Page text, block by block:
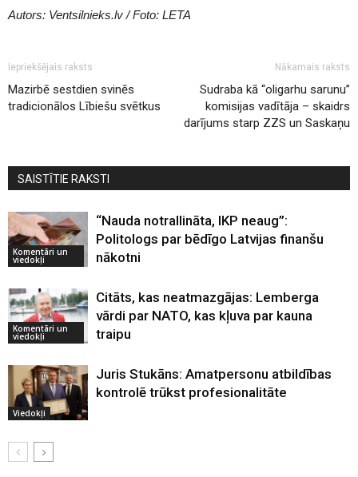
Autors: Ventsilnieks.lv / Foto: LETA
Iepriekšējais raksts
Mazirbē sestdien svinēs
tradicionālos Lībiešu svētkus
Nākamais raksts
Sudraba kā “oligarhu sarunu”
komisijas vadītāja – skaidrs
darījums starp ZZS un Saskaņu
SAISTĪTIE RAKSTI
Komentāri un
viedokļi
“Nauda notrallināta, IKP neaug”:
Politologs par bēdīgo Latvijas finanšu
nākotni
Komentāri un
viedokļi
Citāts, kas neatmazgājas: Lemberga
vārdi par NATO, kas kļuva par kauna
traipu
Viedokļi
Juris Stukāns: Amatpersonu atbildības
kontrolē trūkst profesionalitāte